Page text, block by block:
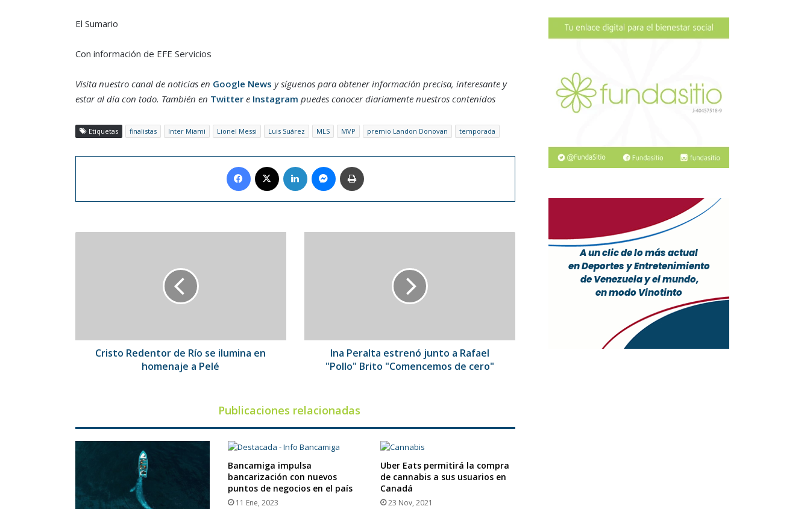
El Sumario
Con información de EFE Servicios
Visita nuestro canal de noticias en Google News y síguenos para obtener información precisa, interesante y
estar al día con todo. También en Twittere Instagram puedes conocer diariamente nuestros contenidos
Etiquetas finalistas Inter Miami Lionel Messi Luis Suárez MLS MVP premio Landon Donovan temporada
Facebook LinkedIn Messenger
a
Cristo Redentor de Río se ilumina en
homenaje a Pelé
"Comencemos
Ina Peralta estrenó junto a Rafael
"Pollo" Brito "Comencemos de cero"
Publicaciones relacionadas
Bancamiga impulsa
bancarización con nuevos
puntos de negocios en el país
11 Ene, 2023
Uber Eats permitirá la compra
de cannabis a sus usuarios en
Canadá
23 Nov, 2021